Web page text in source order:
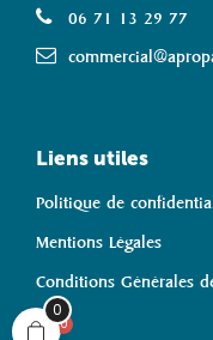
06 71 13 29 77
Liens utiles
Politique de
Mentions Légales
Conditions Générales
0
0